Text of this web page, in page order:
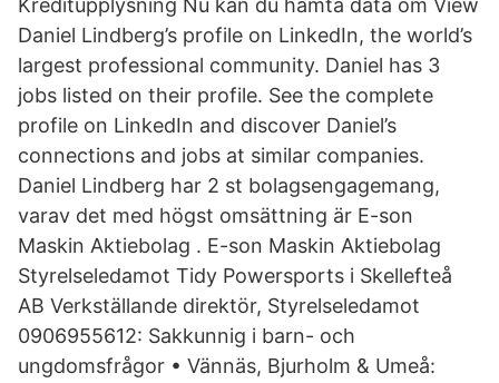
Kreditupplysning Nu kan du hämta data om View
Daniel Lindberg’s profile on LinkedIn, the world’s
largest professional community. Daniel has 3
jobs listed on their profile. See the complete
profile on LinkedIn and discover Daniel’s
connections and jobs at similar companies.
Daniel Lindberg har 2 st bolagsengagemang,
varav det med högst omsättning är E-son
Maskin Aktiebolag . E-son Maskin Aktiebolag
Styrelseledamot Tidy Powersports i Skellefteå
AB Verkställande direktör, Styrelseledamot
0906955612: Sakkunnig i barn- och
ungdomsfrågor • Vännäs, Bjurholm & Umeå: